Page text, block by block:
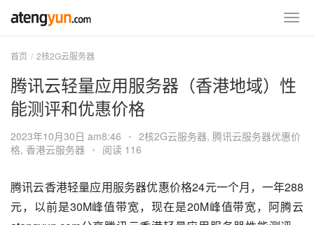
首页 2核2G云服务器
腾讯云轻量应用服务器（香港地域）性
能测评和优惠价格
2023年10月30日 am8:46 • 2核2G云服务器, 腾讯云服务器优惠价
格, 香港云服务器 • 阅读 116
腾讯云香港轻量应用服务器优惠价格24元一个月，一年288
元，以前是30M峰值带宽，现在是20M峰值带宽，阿腾云